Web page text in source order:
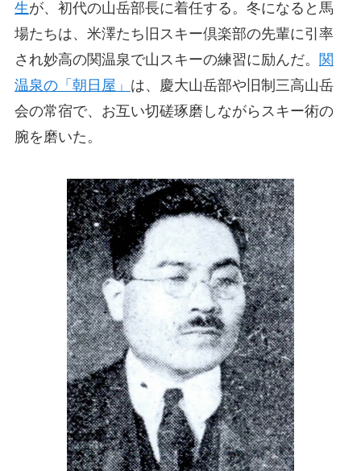
生が、初代の山岳部長に着任する。冬になると馬
場たちは、米澤たち旧スキー倶楽部の先輩に引率
され妙高の関温泉で山スキーの練習に励んだ。
関
温泉の「朝日屋」 は、慶大山岳部や旧制三高山岳
会の常宿で、お互い切磋琢磨しながらスキー術の
腕を磨いた。